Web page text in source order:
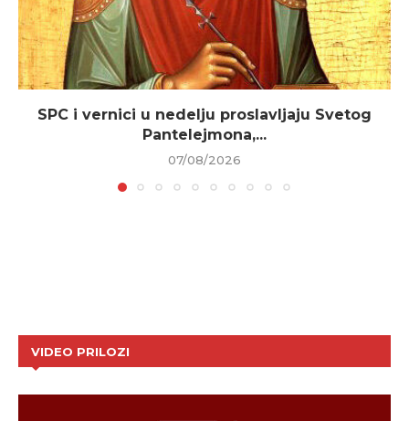
SPC i vernici u nedelju proslavljaju Svetog
Pantelejmona,...
07/08/2026
VIDEO PRILOZI